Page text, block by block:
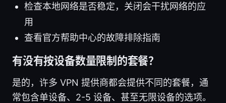
检查本地网络是否稳定，关闭会干扰网络的应
用
查看官方帮助中心的故障排除指南
有没有按设备数量限制的套餐？
是的，许多 VPN 提供商都会提供不同的套餐，通
常包含单设备、2-5 设备、甚至无限设备的选项。